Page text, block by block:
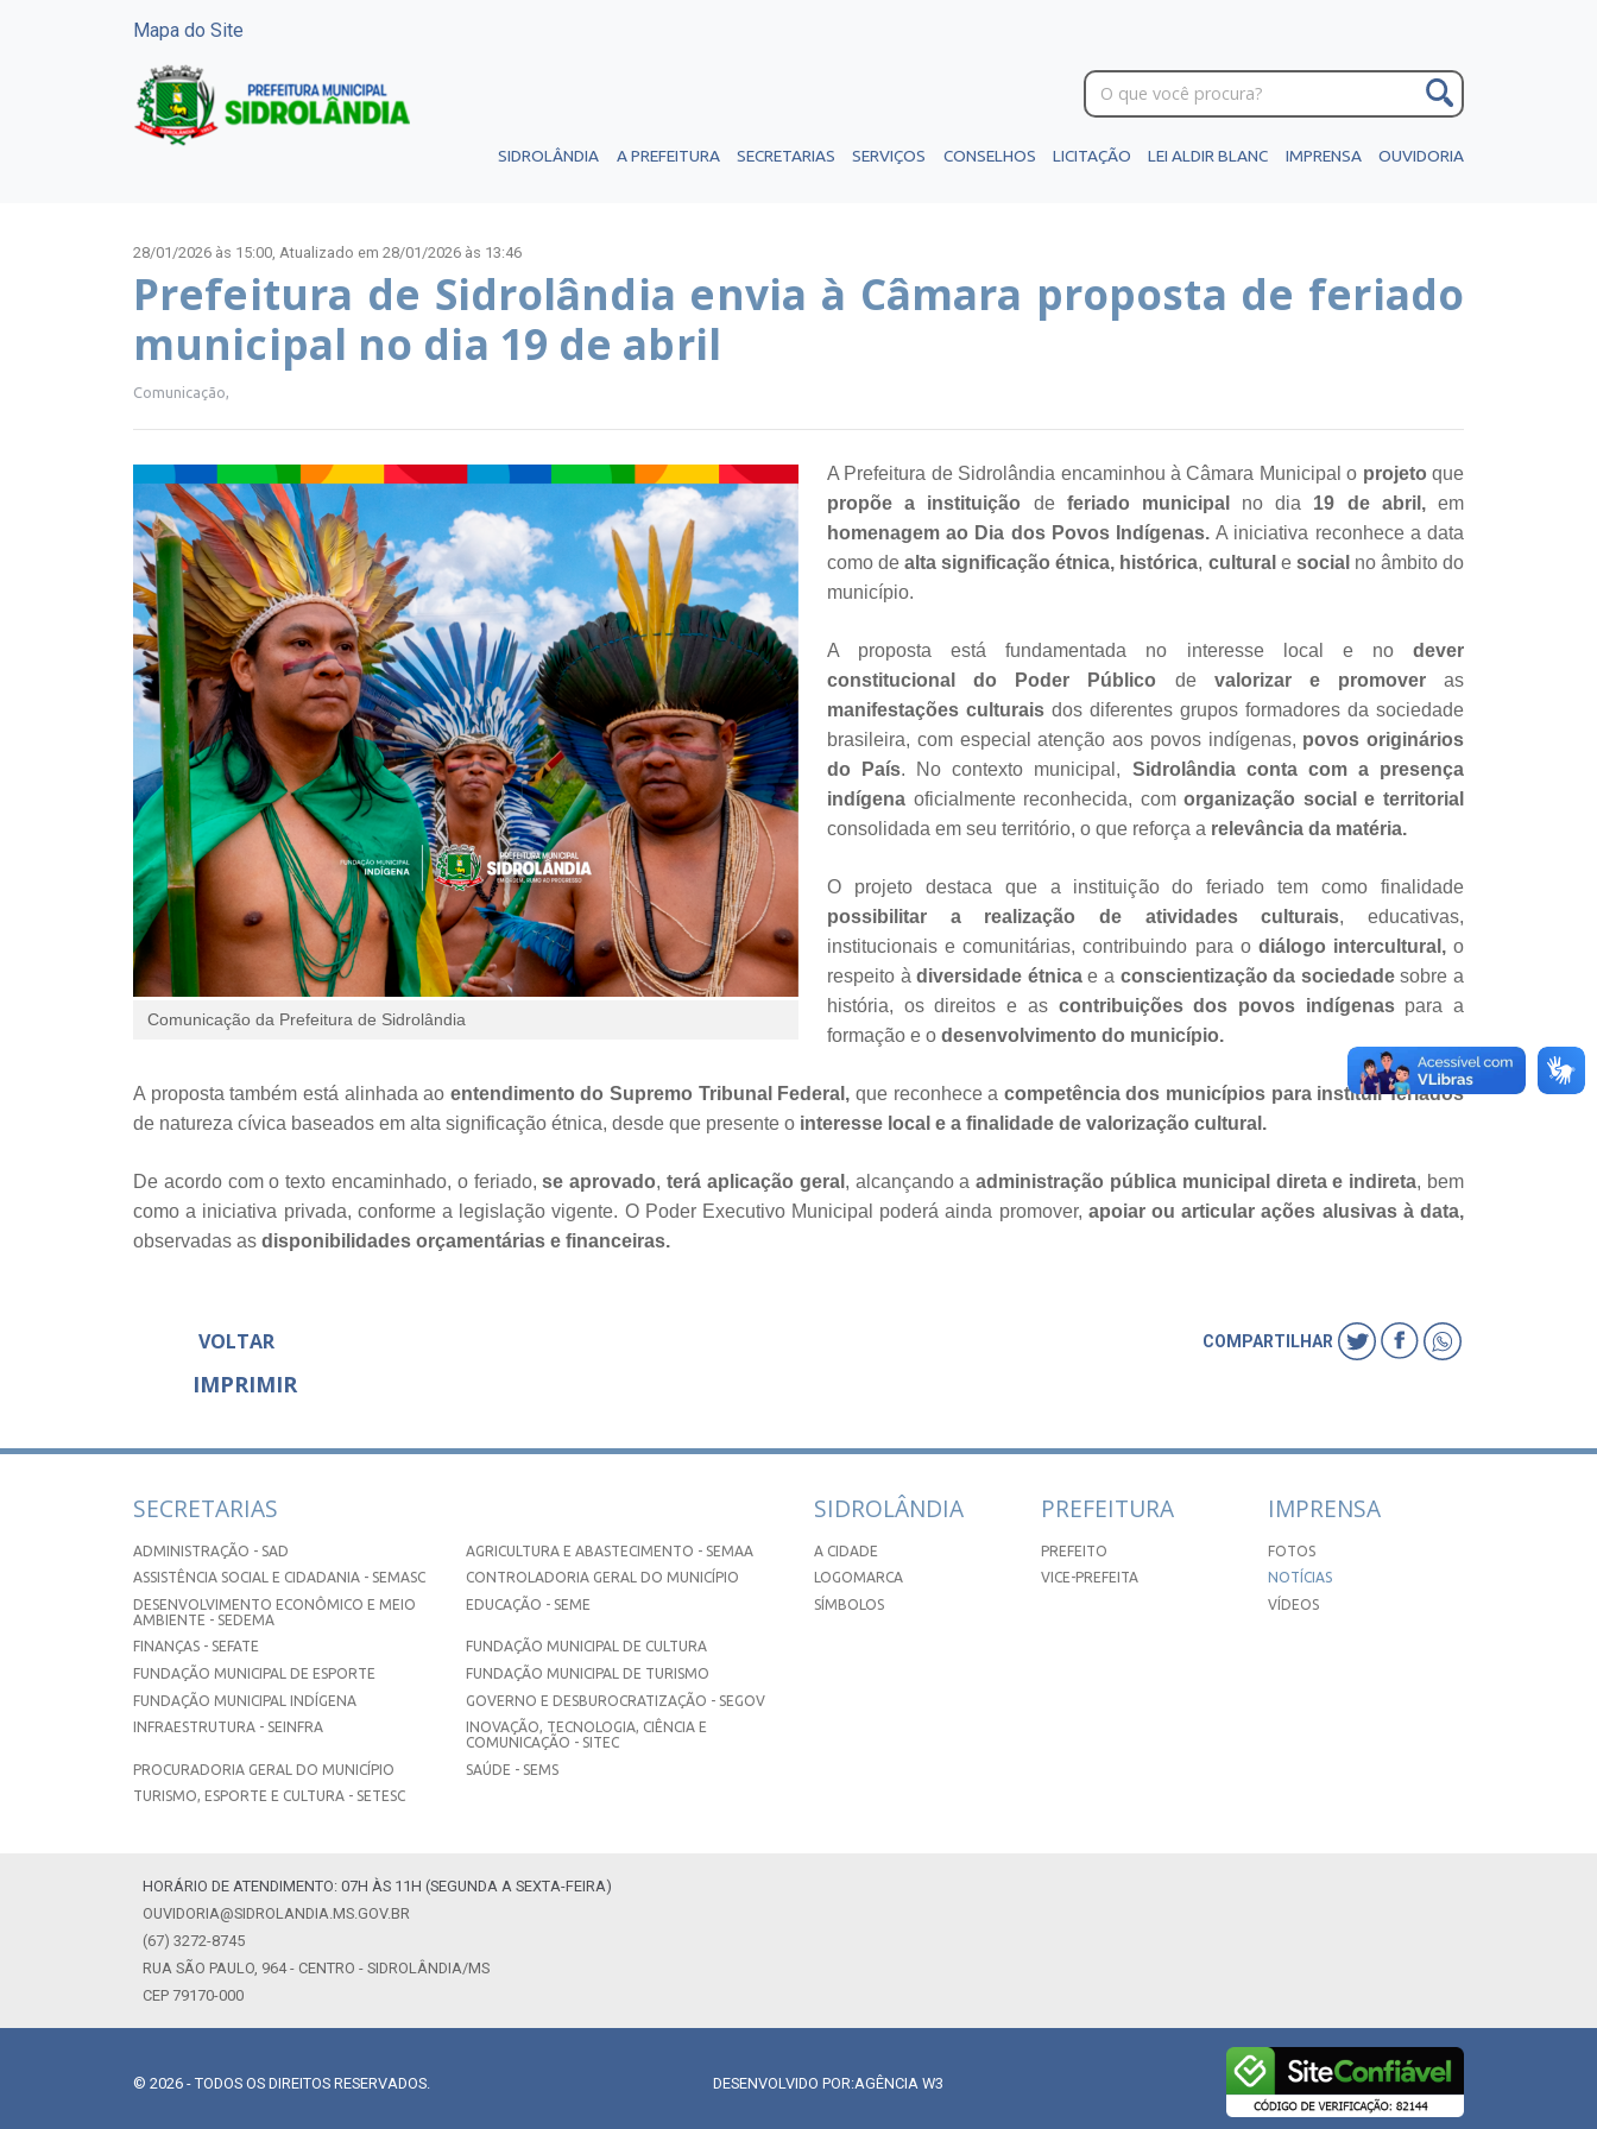
Mapa do Site
SIDROLÂNDIA A PREFEITURA SECRETARIAS SERVIÇOS CONSELHOS LICITAÇÃO LEI ALDIR BLANC IMPRENSA OUVIDORIA
28/01/2026 às 15:00, Atualizado em 28/01/2026 às 13:46
Prefeitura de Sidrolândia envia à Câmara proposta de feriado
municipal no dia 19 de abril
Comunicação,
Comunicação da Prefeitura de Sidrolândia
A Prefeitura de Sidrolândia encaminhou à Câmara Municipal o projetoque
propõe a instituição de feriado municipal no dia 19 de abril,em
homenagem ao Dia dos Povos Indígenas.A iniciativa reconhece a data
como de alta significação étnica, histórica, cultural esocial no âmbito do
município.
A proposta está fundamentada no interesse local e no dever
constitucional do Poder Público devalorizar e promoveras
manifestações culturais dos diferentes grupos formadores da sociedade
brasileira, com especial atenção aos povos indígenas, povos originários
do País. No contexto municipal, Sidrolândia conta com a presença
indígena oficialmente reconhecida, comorganização social e territorial
consolidada em seu território, o que reforça a relevância da matéria.
O projeto destaca que a instituição do feriado tem como finalidade
possibilitar a realização de atividades culturais, educativas,
institucionais e comunitárias, contribuindo para odiálogo intercultural,o
respeito à diversidade étnicae a conscientização da sociedadesobre a
história, os direitos e as contribuições dos povos indígenaspara a
formação e o desenvolvimento do município.
A proposta também está alinhada ao entendimento do Supremo Tribunal Federal, que reconhece a competência dos municípios para instituir feriados
de natureza cívica baseados em alta significação étnica, desde que presente o interesse local e a finalidade de valorização cultural.
De acordo com o texto encaminhado, o feriado,se aprovado, terá aplicação geral , alcançando aadministração pública municipal direta e indireta, bem
como a iniciativa privada, conforme a legislação vigente. O Poder Executivo Municipal poderá ainda promover, apoiar ou articular ações alusivas à data,
observadas as disponibilidades orçamentárias e financeiras.
VOLTAR
IMPRIMIR
COMPARTILHAR
SECRETARIAS
ADMINISTRAÇÃO - SAD
AGRICULTURA E ABASTECIMENTO - SEMAA
ASSISTÊNCIA SOCIAL E CIDADANIA - SEMASC
CONTROLADORIA GERAL DO MUNICÍPIO
DESENVOLVIMENTO ECONÔMICO E MEIO
AMBIENTE - SEDEMA
EDUCAÇÃO - SEME
FINANÇAS - SEFATE
FUNDAÇÃO MUNICIPAL DE CULTURA
FUNDAÇÃO MUNICIPAL DE ESPORTE
FUNDAÇÃO MUNICIPAL DE TURISMO
FUNDAÇÃO MUNICIPAL INDÍGENA
GOVERNO E DESBUROCRATIZAÇÃO - SEGOV
INFRAESTRUTURA - SEINFRA
INOVAÇÃO, TECNOLOGIA, CIÊNCIA E
COMUNICAÇÃO - SITEC
PROCURADORIA GERAL DO MUNICÍPIO
SAÚDE - SEMS
TURISMO, ESPORTE E CULTURA - SETESC
SIDROLÂNDIA
A CIDADE
LOGOMARCA
SÍMBOLOS
PREFEITURA
PREFEITO
VICE-PREFEITA
IMPRENSA
FOTOS
NOTÍCIAS
VÍDEOS
HORÁRIO DE ATENDIMENTO: 07H ÀS 11H (SEGUNDA A SEXTA-FEIRA)
OUVIDORIA@SIDROLANDIA.MS.GOV.BR
(67) 3272-8745
RUA SÃO PAULO, 964 - CENTRO - SIDROLÂNDIA/MS
CEP 79170-000
© 2026 - TODOS OS DIREITOS RESERVADOS. DESENVOLVIDO POR:AGÊNCIA W3